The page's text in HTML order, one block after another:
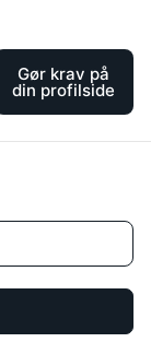
Gør krav på
din profilside